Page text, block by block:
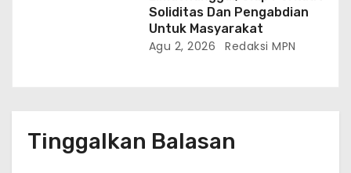
Soliditas Dan Pengabdian
Untuk Masyarakat
Agu 2, 2026 Redaksi MPN
Tinggalkan Balasan